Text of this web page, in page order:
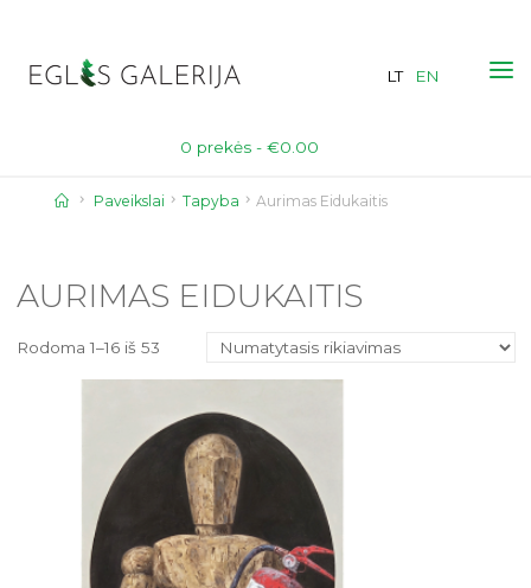
content
0 prekės - €0.00
LT EN
Home
Paveikslai Tapyba Aurimas Eidukaitis
AURIMAS EIDUKAITIS
Rodoma 1–16 iš 53